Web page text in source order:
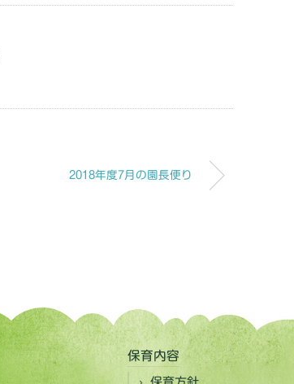
2018年度7月の園長便り
保育内容